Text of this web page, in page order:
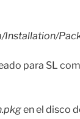
Installation/
para SL
en el disco